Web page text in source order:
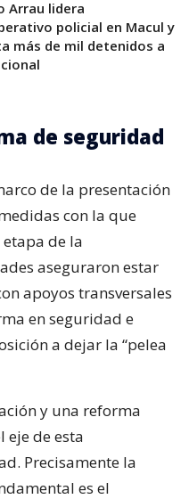
Arrau lidera
policial en Macul y
más de mil detenidos a
de seguridad
de la presentación
con la que
de la
aseguraron estar
apoyos transversales
en seguridad e
a dejar la “pelea
y una reforma
eje de esta
Precisamente la
es el